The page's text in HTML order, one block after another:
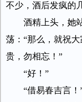
不少，酒后发疯的
酒精上头，她
荡：“那么，就祝
贵，勿相忘！”
“好！”
“借易春吉言！